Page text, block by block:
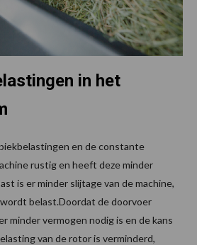
in het
en de constante
rustig en heeft deze minder
is er minder slijtage van de machine,
belast.Doordat de doorvoer
minder vermogen nodig is en de kans
van de rotor is verminderd,